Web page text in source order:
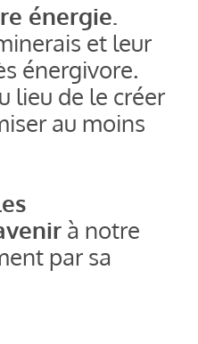
énergie.
et leur
énergivore.
lieu de le créer
au moins
à notre
par sa